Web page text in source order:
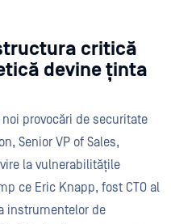
critică
devine ținta
provocări de securitate
Senior VP of Sales,
la vulnerabilitățile
ce Eric Knapp, fost CTO al
instrumentelor de